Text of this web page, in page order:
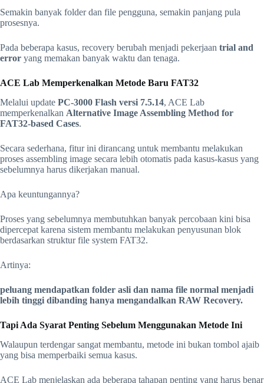
Semakin banyak folder dan file pengguna, semakin panjang pula
prosesnya.
Pada beberapa kasus, recovery berubah menjadi pekerjaan trial and
error yang memakan banyak waktu dan tenaga.
ACE Lab Memperkenalkan Metode Baru FAT32
Melalui update PC-3000 Flash versi 7.5.14, ACE Lab
memperkenalkan Alternative Image Assembling Method for
FAT32-based Cases.
Secara sederhana, fitur ini dirancang untuk membantu melakukan
proses assembling image secara lebih otomatis pada kasus-kasus yang
sebelumnya harus dikerjakan manual.
Apa keuntungannya?
Proses yang sebelumnya membutuhkan banyak percobaan kini bisa
dipercepat karena sistem membantu melakukan penyusunan blok
berdasarkan struktur file system FAT32.
Artinya:
peluang mendapatkan folder asli dan nama file normal menjadi
lebih tinggi dibanding hanya mengandalkan RAW Recovery.
Tapi Ada Syarat Penting Sebelum Menggunakan Metode Ini
Walaupun terdengar sangat membantu, metode ini bukan tombol ajaib
yang bisa memperbaiki semua kasus.
ACE Lab menjelaskan ada beberapa tahapan penting yang harus benar